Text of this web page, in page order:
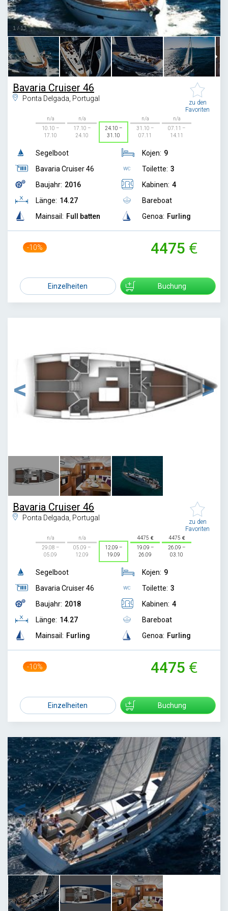
1 /13
Bavaria Cruiser 46
Ponta Delgada, Portugal
zu den
Favoriten
n/a
10.10 –
17.10
n/a
17.10 –
24.10
24.10 –
31.10
n/a
31.10 –
07.11
n/a
07.11 –
14.11
Segelboot
Bavaria Cruiser 46
Baujahr: 2016
Länge: 14.27
Mainsail: Full batten
Kojen: 9
Toilette: 3
Kabinen: 4
Bareboat
Genoa: Furling
-10% 4475
Einzelheiten Buchung
Bavaria Cruiser 46
Ponta Delgada, Portugal
zu den
Favoriten
n/a
29.08 –
05.09
n/a
05.09 –
12.09
12.09 –
19.09
4475
19.09 –
26.09
4475
26.09 –
03.10
Segelboot
Bavaria Cruiser 46
Baujahr: 2018
Länge: 14.27
Mainsail: Furling
Kojen: 9
Toilette: 3
Kabinen: 4
Bareboat
Genoa: Furling
-10% 4475
Einzelheiten Buchung
1/3